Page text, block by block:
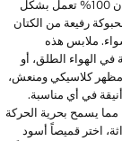
قمصان علوية من الكتان المخطط أو قمصان علوية من الكتان 100% تعمل بشكل
رفيعة من الكتان
ملابس هذه
الهواء الطلق، أو
مظهر كلاسيكي ومنعش،
في أي مناسبة.
يسمح بحرية الحركة
اختر قميصاً أسود